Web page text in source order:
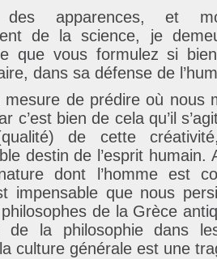
apparences, et
de la science, je
que vous formulez si
dans sa défense de
mesure de prédire où nous
c’est bien de cela qu’il
de cette
destin de l’esprit humain.
dont l’homme est
impensable que nous
de la Grèce
de la philosophie dans
culture générale est une